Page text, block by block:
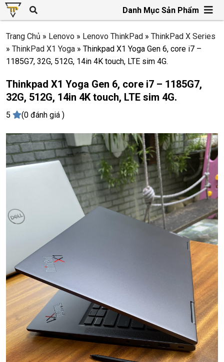
Danh Mục Sản Phẩm
Trang Chủ » Lenovo » Lenovo ThinkPad » ThinkPad X Series
» ThinkPad X1 Yoga » Thinkpad X1 Yoga Gen 6, core i7 –
1185G7, 32G, 512G, 14in 4K touch, LTE sim 4G.
Thinkpad X1 Yoga Gen 6, core i7 – 1185G7,
32G, 512G, 14in 4K touch, LTE sim 4G.
5 (0 đánh giá )